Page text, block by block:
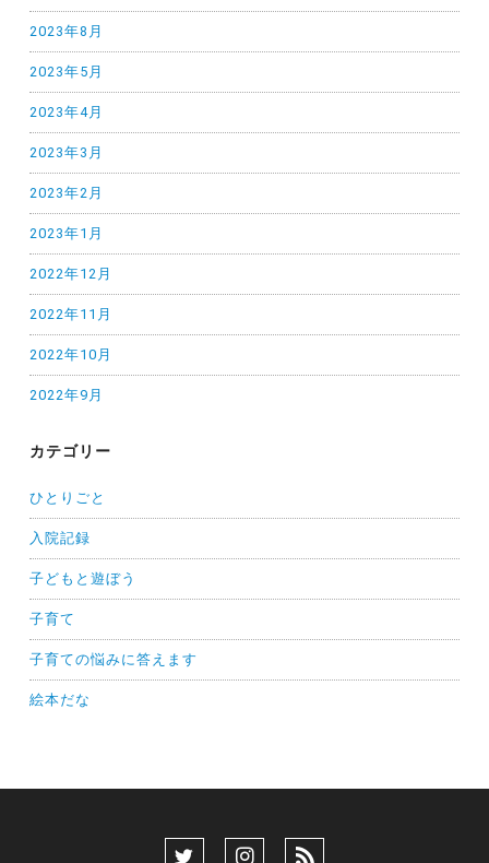
2023年8月
2023年5月
2023年4月
2023年3月
2023年2月
2023年1月
2022年12月
2022年11月
2022年10月
2022年9月
カテゴリー
ひとりごと
入院記録
子どもと遊ぼう
子育て
子育ての悩みに答えます
絵本だな